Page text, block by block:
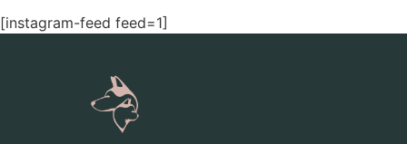
[instagram-feed feed=1]